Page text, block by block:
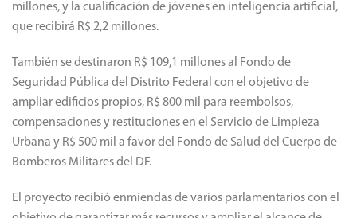
millones, y la cualificación de jóvenes en inteligencia artificial,
que recibirá R$ 2,2 millones.
También se destinaron R$ 109,1 millones al Fondo de
Seguridad Pública del Distrito Federal con el objetivo de
ampliar edificios propios, R$ 800 mil para reembolsos,
compensaciones y restituciones en el Servicio de Limpieza
Urbana y R$ 500 mil a favor del Fondo de Salud del Cuerpo de
Bomberos Militares del DF.
El proyecto recibió enmiendas de varios parlamentarios con el